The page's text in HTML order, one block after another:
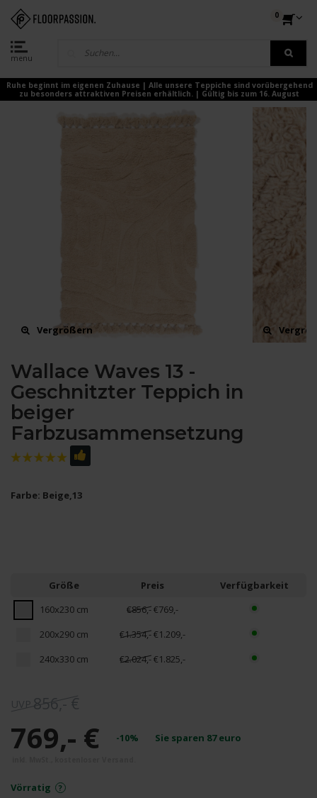
menu
0
Ruhe beginnt im eigenen Zuhause | Alle unsere Teppiche sind vorübergehend
zu besonders attraktiven Preisen erhältlich. | Gültig bis zum 16. August
Vergrößern
Wallace Waves 13 -
Geschnitzter Teppich in
beiger
Farbzusammensetzung
Farbe: Beige,13
Größe Preis
Verfügbarkeit
160x230 cm
€856,-€769,-
200x290 cm
€1.354,-€1.209,-
240x330 cm
€2.024,-€1.825,-
856,- €
769,- € -10% Sie sparen 87euro
Vörratig